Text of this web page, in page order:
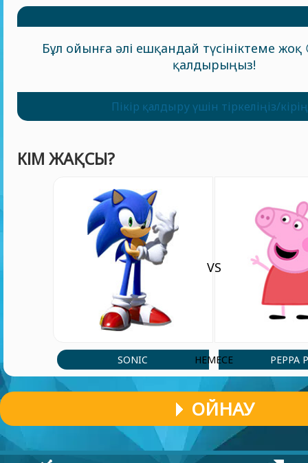
Бұл ойынға әлі ешқандай түсініктеме жоқ
қалдырыңыз!
Пікір қалдыру үшін тіркеліңіз/
КІМ ЖАҚСЫ?
SONIC
VS
НЕМЕСЕ PEPPA
ОЙНАУ